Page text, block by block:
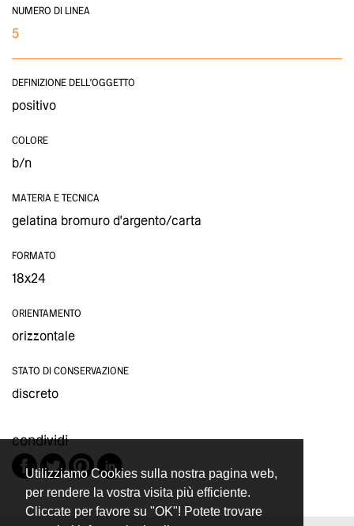
Utilizziamo Cookies sulla nostra pagina web,
per rendere la vostra visita più efficiente.
Cliccate per favore su "OK"! Potete trovare
NUMERO DI LINEA
5
DEFINIZIONE DELL'OGGETTO
positivo
COLORE
b/n
MATERIA E TECNICA
gelatina bromuro d'argento/carta
FORMATO
18x24
ORIENTAMENTO
orizzontale
STATO DI CONSERVAZIONE
discreto
condividi